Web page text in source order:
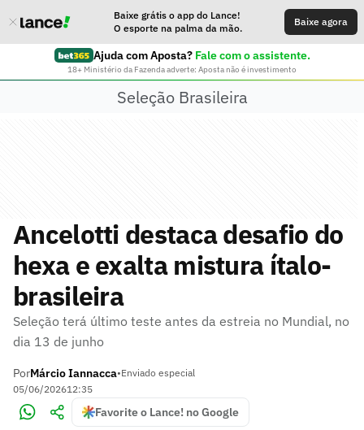
Baixe grátis o app do Lance!
O esporte na palma da mão.
Baixe agora
Ajuda com Aposta? Fale com o assistente.
18+ Ministério da Fazenda adverte: Aposta não é investimento
Seleção Brasileira
Ancelotti destaca desafio do
hexa e exalta mistura ítalo-
brasileira
Seleção terá último teste antes da estreia no Mundial, no
dia 13 de junho
PorMárcio Iannacca•Enviado especial
05/06/202612:35
Favorite o Lance! no Google